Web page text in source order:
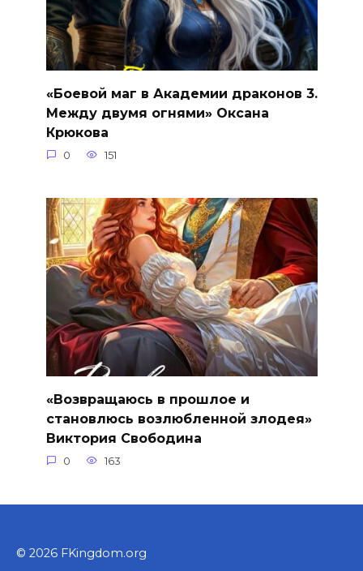
«Боевой маг в Академии драконов 3.
Между двумя огнями» Оксана
Крюкова
0 151
«Возвращаюсь в прошлое и
становлюсь возлюбленной злодея»
Виктория Свободина
0 163
© 2026 FKingdom.org